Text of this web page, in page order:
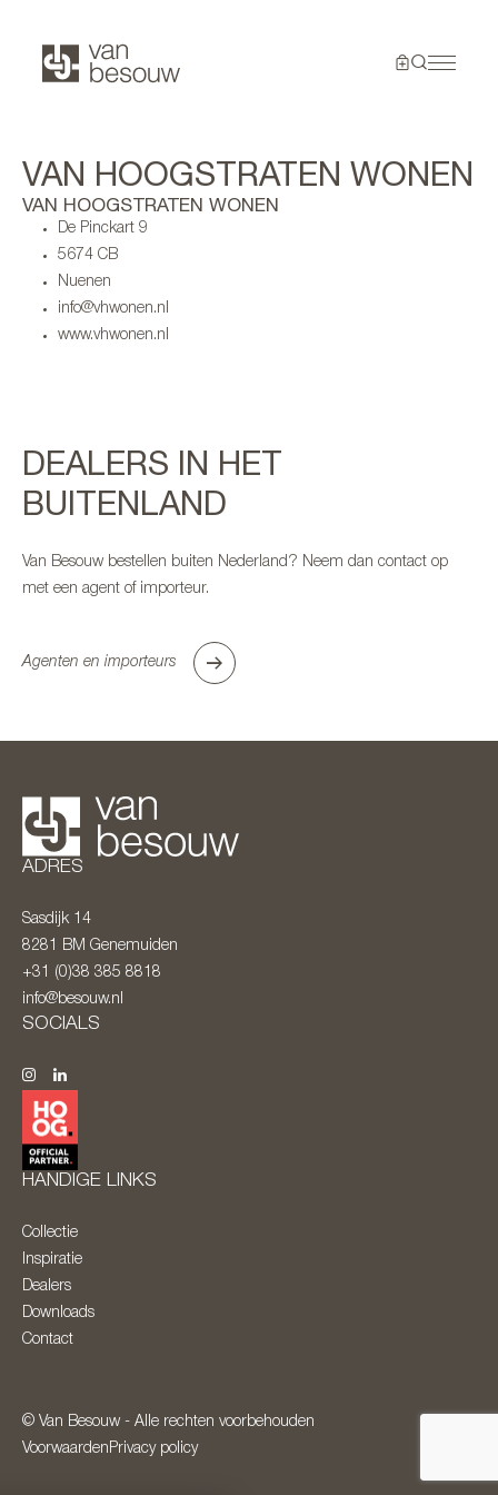
VAN HOOGSTRATEN WONEN
VAN HOOGSTRATEN WONEN
De Pinckart 9
5674 CB
Nuenen
info@vhwonen.nl
www.vhwonen.nl
DEALERS IN HET
BUITENLAND
Van Besouw bestellen buiten Nederland? Neem dan contact op
met een agent of importeur.
Agenten en importeurs
ADRES
Sasdijk 14
8281 BM Genemuiden
+31 (0)38 385 8818
info@besouw.nl
SOCIALS
HANDIGE LINKS
Collectie
Inspiratie
Dealers
Downloads
Contact
© Van Besouw - Alle rechten voorbehouden
Voorwaarden Privacy policy